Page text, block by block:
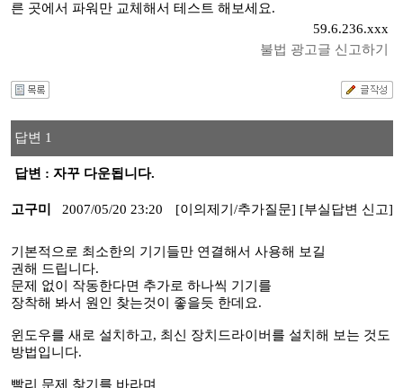
른 곳에서 파워만 교체해서 테스트 해보세요.
59.6.236.xxx
불법 광고글 신고하기
답변 1
답변 : 자꾸 다운됩니다.
고구미 2007/05/20 23:20 [이의제기/추가질문] [부실답변 신고]
기본적으로 최소한의 기기들만 연결해서 사용해 보길
권해 드립니다.
문제 없이 작동한다면 추가로 하나씩 기기를
장착해 봐서 원인 찾는것이 좋을듯 한데요.
윈도우를 새로 설치하고, 최신 장치드라이버를 설치해 보는 것도
방법입니다.
빨리 문제 찾기를 바라며